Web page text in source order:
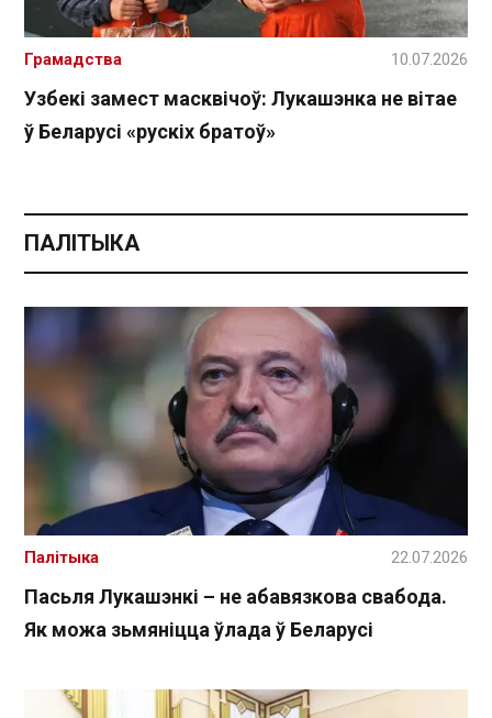
Узбекі замест масквічоў: Лукашэнка не вітае
ў Беларусі «рускіх братоў»
Грамадства 10.07.2026
ПАЛІТЫКА
Пасьля Лукашэнкі – не абавязкова свабода.
Як можа зьмяніцца ўлада ў Беларусі
Палітыка 22.07.2026